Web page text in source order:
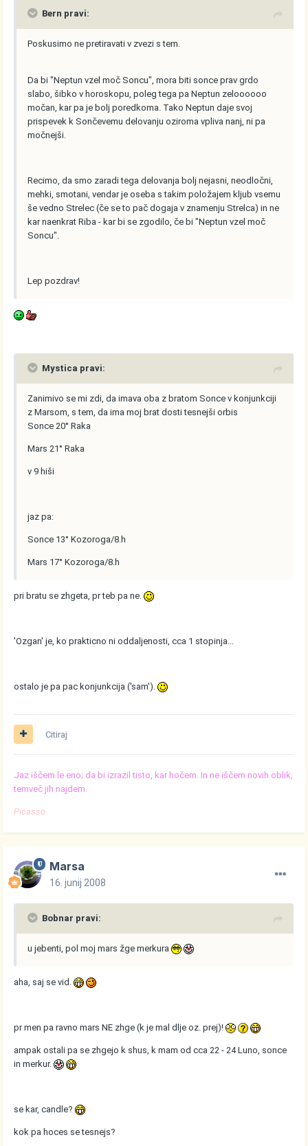
Bern pravi:
Poskusimo ne pretiravati v zvezi s tem.
Da bi "Neptun vzel moč Soncu", mora biti sonce prav grdo
slabo, šibko v horoskopu, poleg tega pa Neptun zeloooooo
močan, kar pa je bolj poredkoma. Tako Neptun daje svoj
prispevek k Sončevemu delovanju oziroma vpliva nanj, ni pa
močnejši.
Recimo, da smo zaradi tega delovanja bolj nejasni, neodločni,
mehki, smotani, vendar je oseba s takim položajem kljub vsemu
še vedno Strelec (če se to pač dogaja v znamenju Strelca) in ne
kar naenkrat Riba - kar bi se zgodilo, če bi "Neptun vzel moč
Soncu".
Lep pozdrav!
Mystica pravi:
Zanimivo se mi zdi, da imava oba z bratom Sonce v konjunkciji
z Marsom, s tem, da ima moj brat dosti tesnejši orbis
Sonce 20° Raka
Mars 21° Raka
v 9 hiši
jaz pa:
Sonce 13° Kozoroga/8.h
Mars 17° Kozoroga/8.h
pri bratu se zhgeta, pr teb pa ne.
'Ozgan' je, ko prakticno ni oddaljenosti, cca 1 stopinja...
ostalo je pa pac konjunkcija ('sam').
Citiraj
Jaz iščem le eno; da bi izrazil tisto, kar hočem. In ne iščem novih oblik,
temveč jih najdem.
Picasso
Marsa
16. junij 2008
Bobnar pravi:
u jebenti, pol moj mars žge merkura
aha, saj se vid.
pr men pa ravno mars NE zhge (k je mal dlje oz. prej)!
ampak ostali pa se zhgejo k shus, k mam od cca 22 - 24 Luno, sonce
in merkur.
se kar, candle?
kok pa hoces se tesnejs?